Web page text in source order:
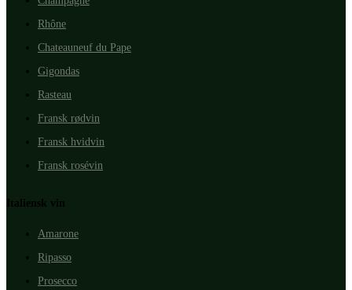
Rhône
Chateauneuf du Pape
Gigondas
Rasteau
Fransk rødvin
Fransk hvidvin
Fransk rosévin
Italiensk vin
Amarone
Ripasso
Prosecco